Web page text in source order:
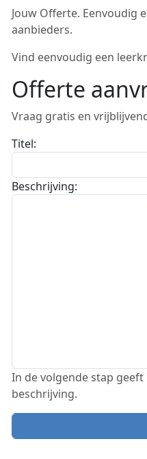
Jouw Offerte. Eenvoudig
aanbieders.
Vind eenvoudig een
Offerte
Vraag gratis en
Titel:
Beschrijving:
In de volgende stap
beschrijving.